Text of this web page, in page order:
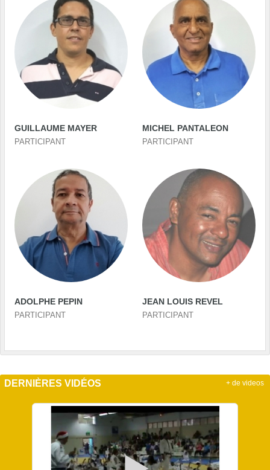
GUILLAUME MAYER
PARTICIPANT
MICHEL PANTALEON
PARTICIPANT
ADOLPHE PEPIN
PARTICIPANT
JEAN LOUIS REVEL
PARTICIPANT
DERNIÈRES VIDÉOS + de videos